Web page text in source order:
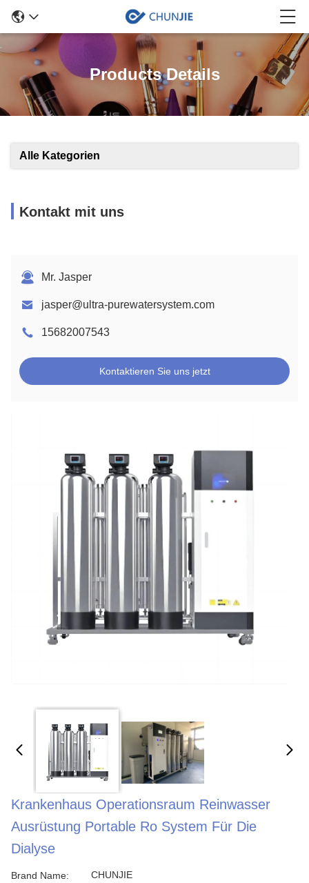
Products Details
Alle Kategorien
Kontakt mit uns
Mr. Jasper
jasper@ultra-purewatersystem.com
15682007543
Kontaktieren Sie uns jetzt
Krankenhaus Operationsraum Reinwasser
Ausrüstung Portable Ro System Für Die
Dialyse
Brand Name: CHUNJIE